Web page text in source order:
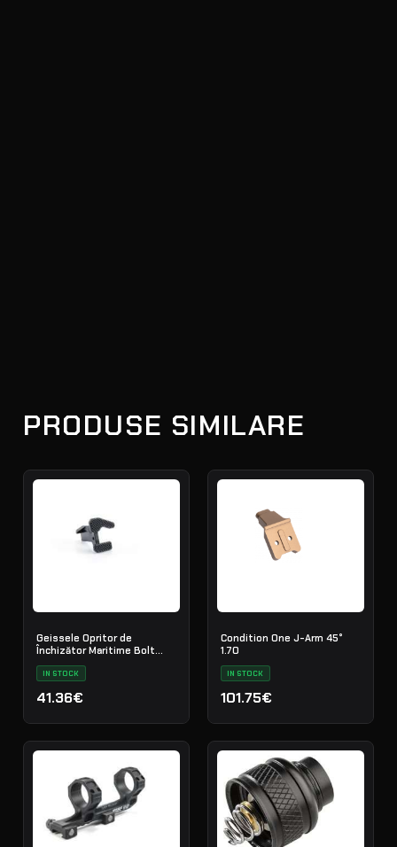
PRODUSE SIMILARE
Geissele Opritor de
Închizător Maritime Bolt
IN STOCK
41.36€
Condition One J-Arm 45°
1.70
IN STOCK
101.75€